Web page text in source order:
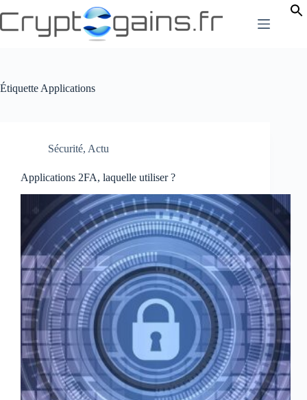
au
contenu
Étiquette Applications
Sécurité, Actu
Applications 2FA, laquelle utiliser ?